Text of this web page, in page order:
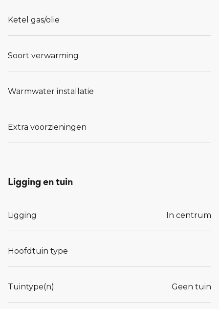
Ketel gas/olie
Soort verwarming
Warmwater installatie
Extra voorzieningen
Ligging en tuin
Ligging In centrum
Hoofdtuin type
Tuintype(n) Geen tuin